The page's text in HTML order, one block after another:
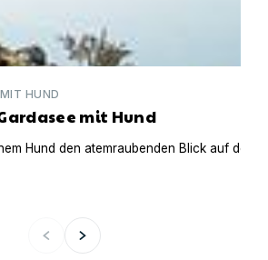
HUND
mit Hund
Hund den atemraubenden Blick auf den